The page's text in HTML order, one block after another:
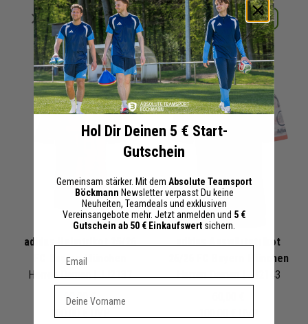
Details Merken
+ 16 Interessenten
Details Merken
+ 16 Interessenten
adidas Heimtrikot 25/26
FC Bayern München
Herren Damen | JJ2137
60,00 €
adidas Auswärtstrikot
25/26 FC Bayern München
Herren Damen | JJ2143
Hol Dir Deinen 5 € Start-
Gutschein
Gemeinsam stärker. Mit dem Absolute Teamsport
Böckmann Newsletter verpasst Du keine
Neuheiten, Teamdeals und exklusiven
Vereinsangebote mehr. Jetzt anmelden und 5 €
Gutschein ab 50 € Einkaufswert sichern.
Dein E-mail Adresse
Vorname